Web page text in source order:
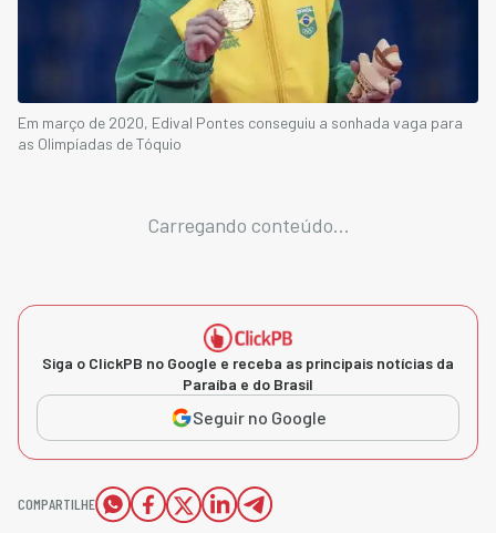
Em março de 2020, Edival Pontes conseguiu a sonhada vaga para
as Olimpíadas de Tóquio
Carregando conteúdo...
Siga o ClickPB no Google e receba as principais notícias da
Paraíba e do Brasil
Seguir no Google
COMPARTILHE